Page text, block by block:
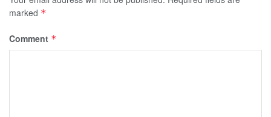
marked *
Comment *